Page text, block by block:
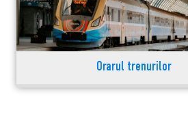
Orarul trenurilor